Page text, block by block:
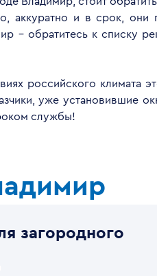
аккуратно и в срок,
- обратитесь к списку
российского климата
уже установившие
службы!
загородного